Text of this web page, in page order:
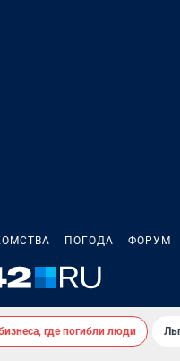
ПОГОДА ФОРУМ
где погибли люди